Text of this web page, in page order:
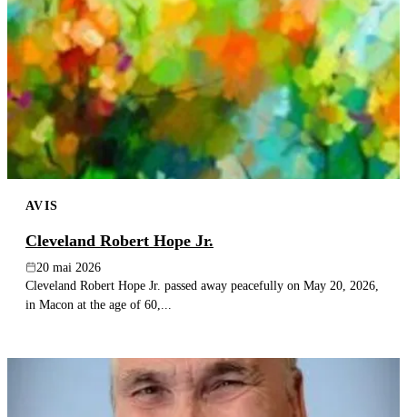
AVIS
Cleveland Robert Hope Jr.
20 mai 2026
Cleveland Robert Hope Jr. passed away peacefully on May 20, 2026,
in Macon at the age of 60,...